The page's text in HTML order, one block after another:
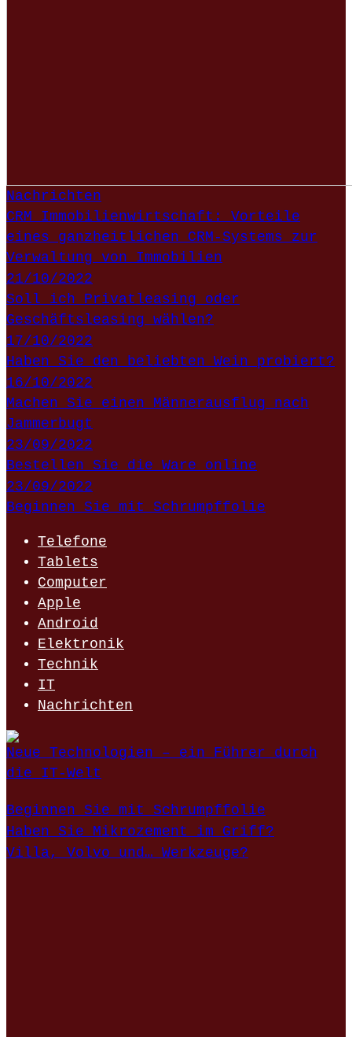
Nachrichten
CRM Immobilienwirtschaft: Vorteile
eines ganzheitlichen CRM-Systems zur
Verwaltung von Immobilien
21/10/2022
Soll ich Privatleasing oder
Geschäftsleasing wählen?
17/10/2022
Haben Sie den beliebten Wein probiert?
16/10/2022
Machen Sie einen Männerausflug nach
Jammerbugt
23/09/2022
Bestellen Sie die Ware online
23/09/2022
Beginnen Sie mit Schrumpffolie
Telefone
Tablets
Computer
Apple
Android
Elektronik
Technik
IT
Nachrichten
Neue Technologien – ein Führer durch
die IT-Welt
Beginnen Sie mit Schrumpffolie
Haben Sie Mikrozement im Griff?
Villa, Volvo und… Werkzeuge?